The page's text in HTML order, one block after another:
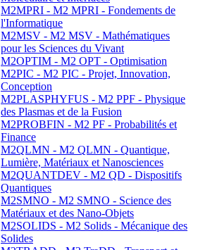
M2MPRI - M2 MPRI - Fondements de
l'Informatique
M2MSV - M2 MSV - Mathématiques
pour les Sciences du Vivant
M2OPTIM - M2 OPT - Optimisation
M2PIC - M2 PIC - Projet, Innovation,
Conception
M2PLASPHYFUS - M2 PPF - Physique
des Plasmas et de la Fusion
M2PROBFIN - M2 PF - Probabilités et
Finance
M2QLMN - M2 QLMN - Quantique,
Lumière, Matériaux et Nanosciences
M2QUANTDEV - M2 QD - Dispositifs
Quantiques
M2SMNO - M2 SMNO - Science des
Matériaux et des Nano-Objets
M2SOLIDS - M2 Solids - Mécanique des
Solides